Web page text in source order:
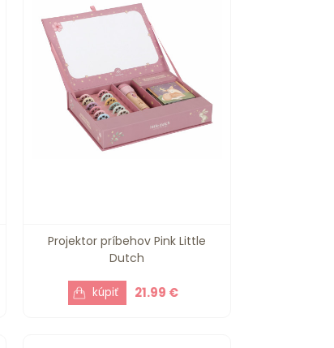
Projektor príbehov Pink Little
Dutch
21.99 €